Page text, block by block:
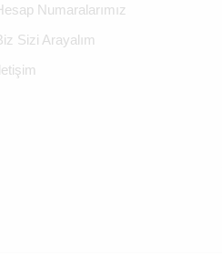
Numaralarımız
Sizi Arayalım
İletişim